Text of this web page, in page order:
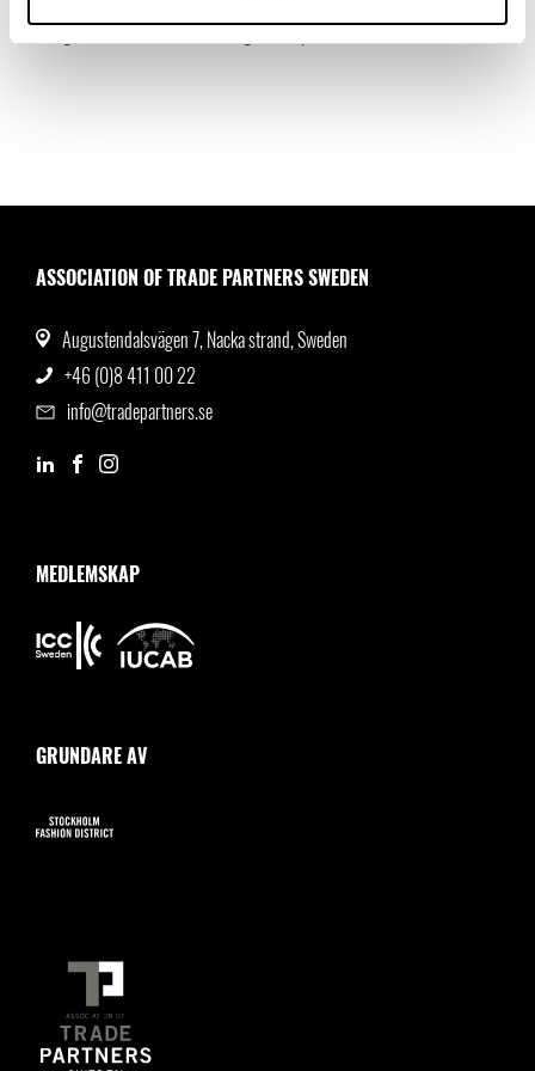
att agenten inte ska ha rätt till någon efterprovision.
ASSOCIATION OF TRADE PARTNERS SWEDEN
Augustendalsvägen 7, Nacka strand, Sweden
+46 (0)8 411 00 22
info@tradepartners.se
MEDLEMSKAP
GRUNDARE AV